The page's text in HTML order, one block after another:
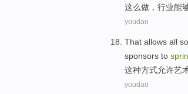
这么做， 行业能
youdao
That allows all
sponsors to
这种方式允许艺
youdao